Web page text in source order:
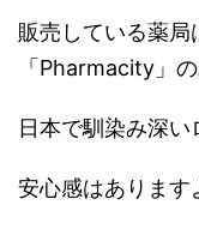
販売している薬局
「Pharmacity」
日本で馴染み深
安心感はあります